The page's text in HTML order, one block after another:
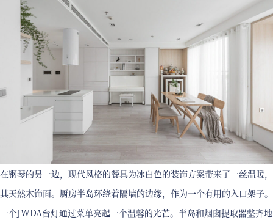
在钢琴的另一边，现代风格的餐具为冰白色的装饰方案带来了一丝温暖，
其天然木饰面。厨房半岛环绕着隔墙的边缘，作为一个有用的入口架子。
一个JWDA台灯通过菜单亮起一个温馨的光芒。半岛和烟囱提取器整齐地